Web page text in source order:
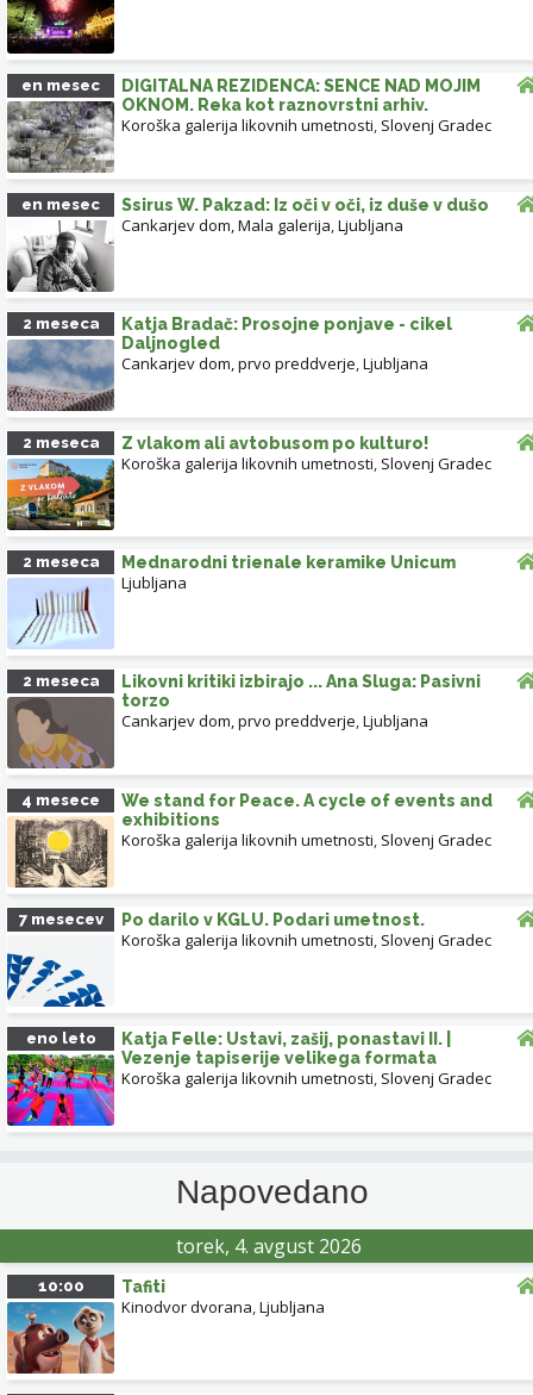
en mesec
DIGITALNA REZIDENCA: SENCE NAD MOJIM
OKNOM. Reka kot raznovrstni arhiv.
Koroška galerija likovnih umetnosti, Slovenj Gradec
en mesec Ssirus W. Pakzad: Iz oči v oči, iz duše v dušo
Cankarjev dom, Mala galerija,Ljubljana
2 meseca
Katja Bradač: Prosojne ponjave - cikel
Daljnogled
Cankarjev dom, prvo preddverje,Ljubljana
2 meseca Z vlakom ali avtobusom po kulturo!
Koroška galerija likovnih umetnosti, Slovenj Gradec
2 meseca Mednarodni trienale keramike Unicum
Ljubljana
2 meseca
Likovni kritiki izbirajo ... Ana Sluga: Pasivni
torzo
Cankarjev dom, prvo preddverje,Ljubljana
4 mesece
We stand for Peace. A cycle of events and
exhibitions
Koroška galerija likovnih umetnosti, Slovenj Gradec
7 mesecev Po darilo v KGLU. Podari umetnost.
Koroška galerija likovnih umetnosti, Slovenj Gradec
eno leto
Katja Felle: Ustavi, zašij, ponastavi II. |
Vezenje tapiserije velikega formata
Koroška galerija likovnih umetnosti, Slovenj Gradec
Napovedano
torek, 4. avgust 2026
10:00 Tafiti
Kinodvor dvorana,Ljubljana